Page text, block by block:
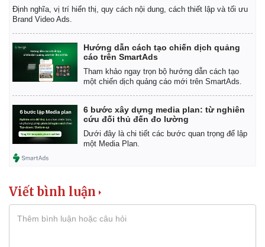
Thể thao
Lịch thi đấu bóng đá
Thế giới thể thao
eSports
Tư vấn
Định nghĩa, vị trí hiển thị, quy cách nội dung, cách thiết lập và tối ưu
Brand Video Ads.
Hướng dẫn cách tạo chiến dịch quảng
cáo trên SmartAds
Tham khảo ngay trọn bộ hướng dẫn cách tạo
một chiến dịch quảng cáo mới trên SmartAds.
6 bước xây dựng media plan: từ nghiên
cứu đối thủ đến đo lường
Dưới đây là chi tiết các bước quan trọng để lập
một Media Plan.
Viết bình luận